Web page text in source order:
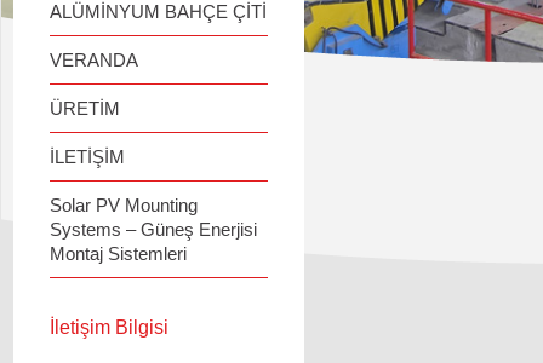
ALÜMİNYUM BAHÇE ÇİTİ
VERANDA
ÜRETİM
İLETİŞİM
Solar PV Mounting
Systems – Güneş Enerjisi
Montaj Sistemleri
İletişim Bilgisi